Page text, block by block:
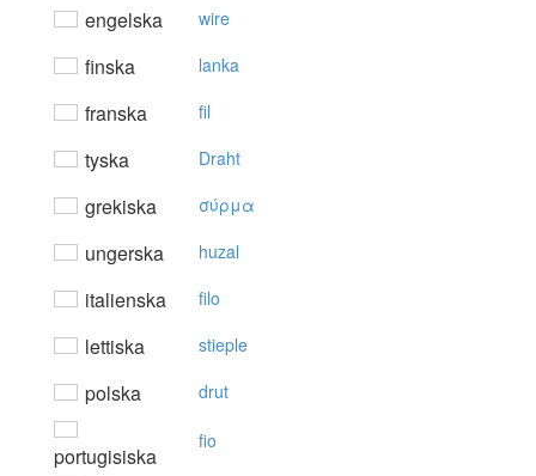
engelska wire
finska lanka
franska fil
tyska Draht
grekiska σύρμα
ungerska huzal
italienska filo
lettiska stieple
polska drut
portugisiska
fio